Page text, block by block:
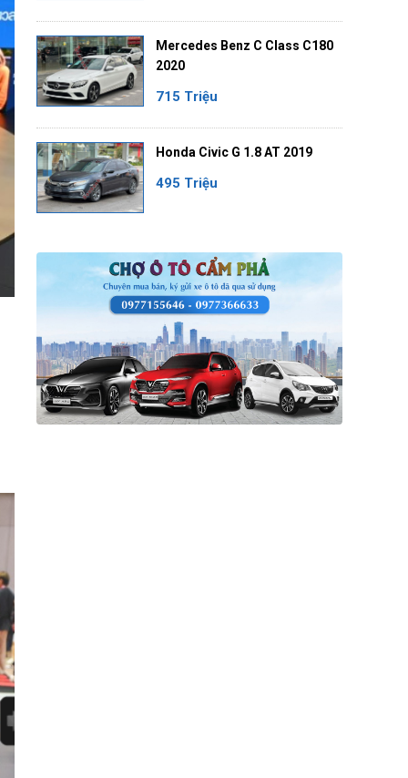
Mercedes Benz C Class C180
2020
715 Triệu
Honda Civic G 1.8 AT 2019
495 Triệu